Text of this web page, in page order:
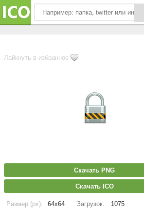
Лайкнуть в избранное
Скачать PNG
Скачать ICO
Размер (px): 64x64 Загрузок: 1075